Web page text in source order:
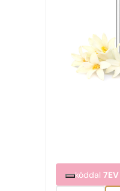
kóddal7EV